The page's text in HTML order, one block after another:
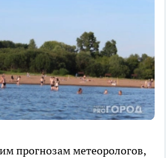
прогнозам метеорологов,